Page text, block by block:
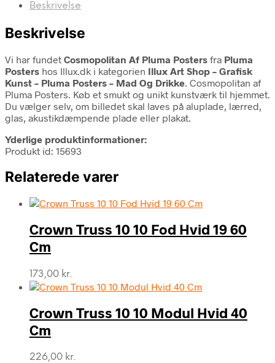
Beskrivelse
Beskrivelse
Vi har fundet Cosmopolitan Af Pluma Posters fra Pluma
Posters hos Illux.dk i kategorien Illux Art Shop – Grafisk
Kunst – Pluma Posters – Mad Og Drikke. Cosmopolitan af
Pluma Posters. Køb et smukt og unikt kunstværk til hjemmet.
Du vælger selv, om billedet skal laves på aluplade, lærred,
glas, akustikdæmpende plade eller plakat.
Yderlige produktinformationer:
Produkt id: 15693
Relaterede varer
Crown Truss 10 10 Fod Hvid 19 60
Cm
173,00 kr.
Crown Truss 10 10 Modul Hvid 40
Cm
226,00 kr.